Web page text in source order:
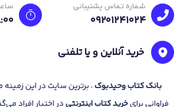
شماره تماس پشتیبانی
09201241024
8:00
خرید آنلاین و یا تلفنی
بانککتاب وحیدبوک، برترین سایت در این
فراوانی برایخرید کتاباینترنتیدر اختیار افراد